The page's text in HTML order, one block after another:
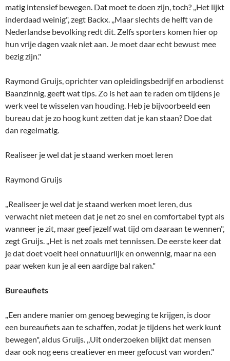
matig intensief bewegen. Dat moet te doen zijn, toch? ,,Het lijkt
inderdaad weinig", zegt Backx. ,,Maar slechts de helft van de
Nederlandse bevolking redt dit. Zelfs sporters komen hier op
hun vrije dagen vaak niet aan. Je moet daar echt bewust mee
bezig zijn."
Raymond Gruijs, oprichter van opleidingsbedrijf en arbodienst
Baanzinnig, geeft wat tips. Zo is het aan te raden om tijdens je
werk veel te wisselen van houding. Heb je bijvoorbeeld een
bureau dat je zo hoog kunt zetten dat je kan staan? Doe dat
dan regelmatig.
Realiseer je wel dat je staand werken moet leren
Raymond Gruijs
,,Realiseer je wel dat je staand werken moet leren, dus
verwacht niet meteen dat je net zo snel en comfortabel typt als
wanneer je zit, maar geef jezelf wat tijd om daaraan te wennen",
zegt Gruijs. ,,Het is net zoals met tennissen. De eerste keer dat
je dat doet voelt heel onnatuurlijk en onwennig, maar na een
paar weken kun je al een aardige bal raken."
Bureaufiets
,,Een andere manier om genoeg beweging te krijgen, is door
een bureaufiets aan te schaffen, zodat je tijdens het werk kunt
bewegen", aldus Gruijs. ,,Uit onderzoeken blijkt dat mensen
daar ook nog eens creatiever en meer gefocust van worden."